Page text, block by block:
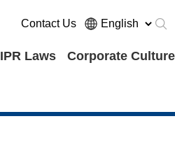
Contact Us
IPR Laws Corporate Culture